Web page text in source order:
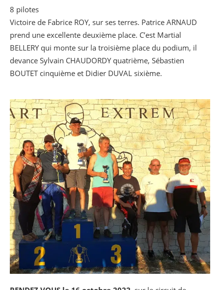
8 pilotes
Victoire de Fabrice ROY, sur ses terres. Patrice ARNAUD
prend une excellente deuxième place. C’est Martial
BELLERY qui monte sur la troisième place du podium, il
devance Sylvain CHAUDORDY quatrième, Sébastien
BOUTET cinquième et Didier DUVAL sixième.